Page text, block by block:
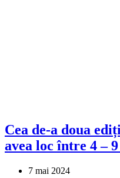
Cea de-a doua
avea loc între 4 –
7 mai 2024